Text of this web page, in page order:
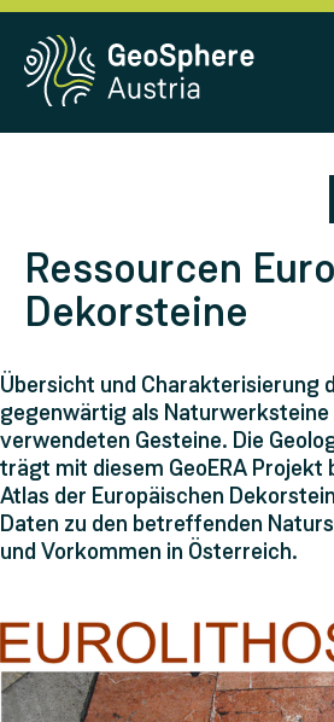
Ressourcen
Dekorsteine
Übersicht und Charakterisierung
gegenwärtig als
verwendeten Gesteine. Die
trägt mit diesem GeoERA Projekt
Atlas der Europäischen
Daten zu den betreffenden
und Vorkommen in Österreich.